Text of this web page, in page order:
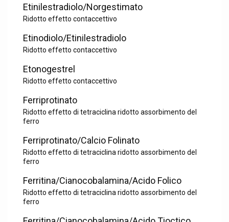
Etinilestradiolo/Norgestimato
Ridotto effetto contaccettivo
Etinodiolo/Etinilestradiolo
Ridotto effetto contaccettivo
Etonogestrel
Ridotto effetto contaccettivo
Ferriprotinato
Ridotto effetto di tetraciclina ridotto assorbimento del
ferro
Ferriprotinato/Calcio Folinato
Ridotto effetto di tetraciclina ridotto assorbimento del
ferro
Ferritina/Cianocobalamina/Acido Folico
Ridotto effetto di tetraciclina ridotto assorbimento del
ferro